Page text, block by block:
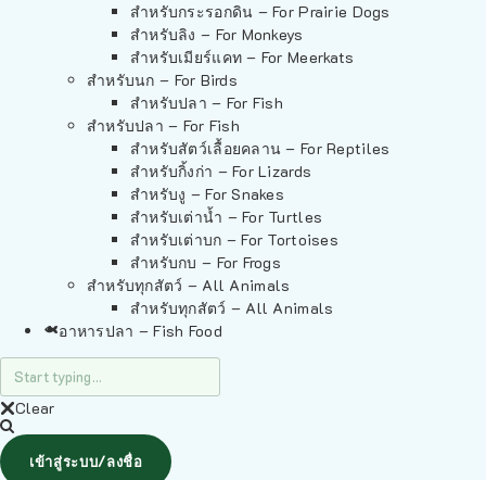
สำหรับกระรอกดิน – For Prairie Dogs
สำหรับลิง – For Monkeys
สำหรับเมียร์แคท – For Meerkats
สำหรับนก – For Birds
สำหรับปลา – For Fish
สำหรับปลา – For Fish
สำหรับสัตว์เลื้อยคลาน – For Reptiles
สำหรับกิ้งก่า – For Lizards
สำหรับงู – For Snakes
สำหรับเต่าน้ำ – For Turtles
สำหรับเต่าบก – For Tortoises
สำหรับกบ – For Frogs
สำหรับทุกสัตว์ – All Animals
สำหรับทุกสัตว์ – All Animals
อาหารปลา – Fish Food
Clear
เข้าสู่ระบบ/ลงชื่อ